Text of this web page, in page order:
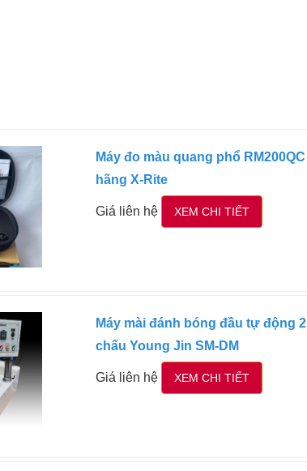
Máy đo màu quang phổ RM200QC
hãng X-Rite
Giá liên hệ XEM CHI TIẾT
Máy mài đánh bóng đầu tự động 2
chấu Young Jin SM-DM
Giá liên hệ XEM CHI TIẾT